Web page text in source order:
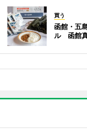
買う
函館・五
ル 函館